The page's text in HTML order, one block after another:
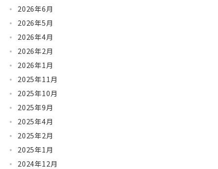
2026年6月
2026年5月
2026年4月
2026年2月
2026年1月
2025年11月
2025年10月
2025年9月
2025年4月
2025年2月
2025年1月
2024年12月